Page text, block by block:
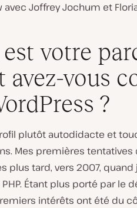
Joffrey Jochum et
est votre
avez-vous
?
plutôt autodidacte et
Mes premières
plus tard, vers 2007, quand
PHP. Étant plus porté par
intérêts ont été du